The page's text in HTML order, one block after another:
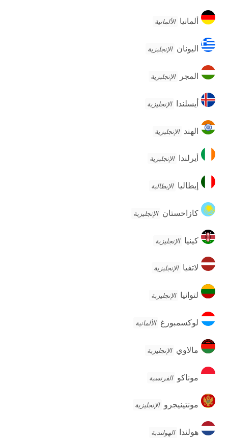
ألمانيا
ألمانيا الألمانية
اليونان
اليونان الإنجليزية
المجر
المجر الإنجليزية
أيسلندا
أيسلندا الإنجليزية
الهند
الهند الإنجليزية
أيرلندا
أيرلندا الإنجليزية
إيطاليا
إيطاليا الإيطالية
كازاخستان
كازاخستان الإنجليزية
كينيا
كينيا الإنجليزية
لاتفيا
لاتفيا الإنجليزية
لتوانيا
لتوانيا الإنجليزية
لوكسمبورغ
لوكسمبورغ الألمانية
مالاوي
مالاوي الإنجليزية
موناكو
موناكو الفرنسية
مونتينيجرو
مونتينيجرو الإنجليزية
هولندا
هولندا الهولندية